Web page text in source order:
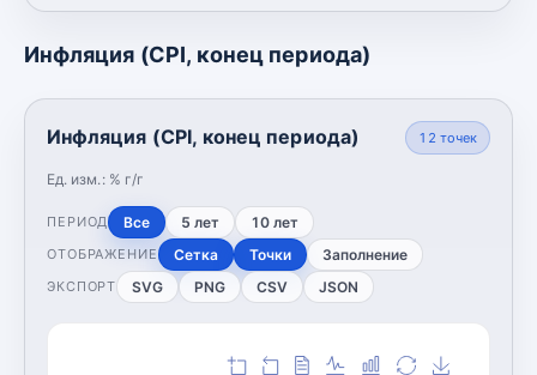
Инфляция (CPI, конец периода)
Инфляция (CPI, конец периода)
Ед. изм.: % г/г
12 точек
ПЕРИОД Все 5 лет 10 лет
ОТОБРАЖЕНИЕ Сетка Точки Заполнение
ЭКСПОРТ SVG PNG CSV JSON